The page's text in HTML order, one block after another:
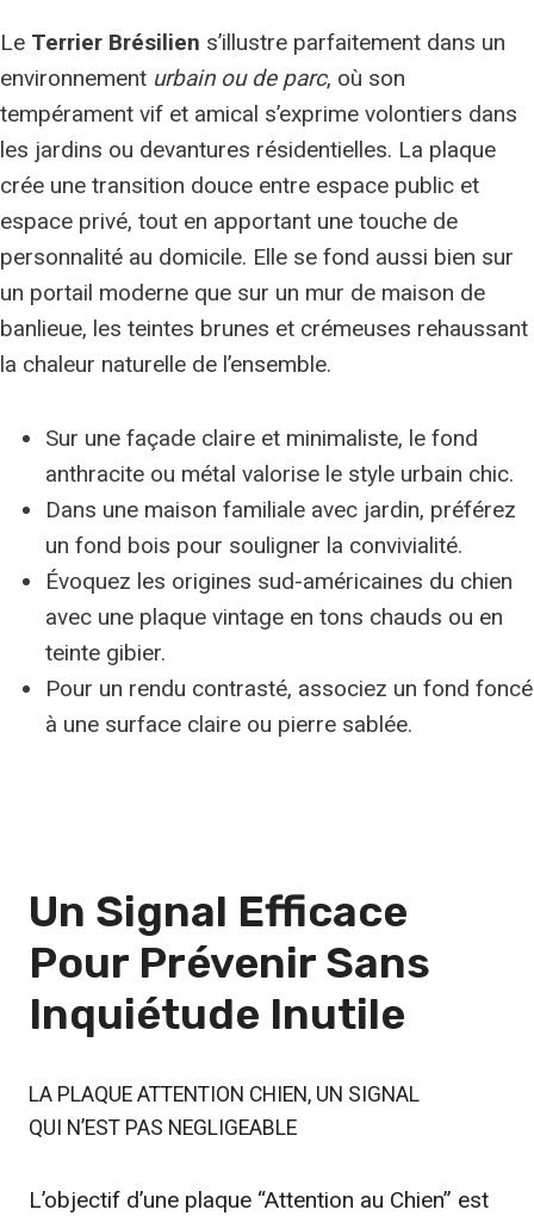
Le Terrier Brésilien s’illustre parfaitement dans un
environnement urbain ou de parc, où son
tempérament vif et amical s’exprime volontiers dans
les jardins ou devantures résidentielles. La plaque
crée une transition douce entre espace public et
espace privé, tout en apportant une touche de
personnalité au domicile. Elle se fond aussi bien sur
un portail moderne que sur un mur de maison de
banlieue, les teintes brunes et crémeuses rehaussant
la chaleur naturelle de l’ensemble.
Sur une façade claire et minimaliste, le fond
anthracite ou métal valorise le style urbain chic.
Dans une maison familiale avec jardin, préférez
un fond bois pour souligner la convivialité.
Évoquez les origines sud-américaines du chien
avec une plaque vintage en tons chauds ou en
teinte gibier.
Pour un rendu contrasté, associez un fond foncé
à une surface claire ou pierre sablée.
Un Signal Efficace
Pour Prévenir Sans
Inquiétude Inutile
LA PLAQUE ATTENTION CHIEN, UN SIGNAL
QUI N’EST PAS NEGLIGEABLE
L’objectif d’une plaque “Attention au Chien” est